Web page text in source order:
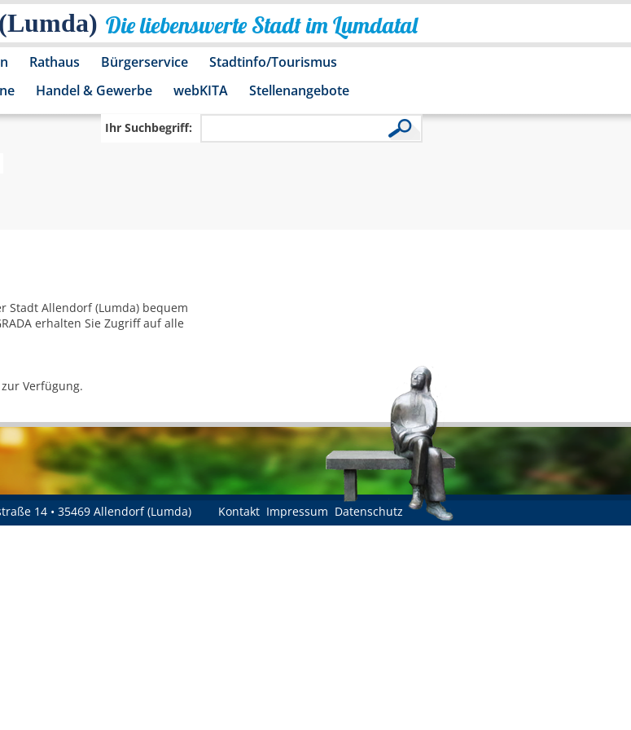
Die liebenswerte Stadt im Lumdatal
Rathaus Bürgerservice
Stadtinfo/Tourismus
Handel & Gewerbe webKITA Stellenangebote
Ihr Suchbegriff:
Stadt Allendorf (Lumda) bequem
erhalten Sie Zugriff auf alle
Verfügung.
14 • 35469 Allendorf (Lumda) Kontakt Impressum Datenschutz